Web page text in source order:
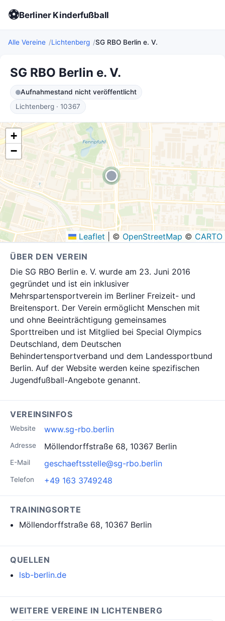
⚽Berliner Kinderfußball
Alle Vereine Lichtenberg SG RBO Berlin e. V.
SG RBO Berlin e. V.
Aufnahmestand nicht veröffentlicht
Lichtenberg · 10367
+
−
Leaflet © OpenStreetMap © CARTO
ÜBER DEN VEREIN
Die SG RBO Berlin e. V. wurde am 23. Juni 2016
gegründet und ist ein inklusiver
Mehrspartensportverein im Berliner Freizeit- und
Breitensport. Der Verein ermöglicht Menschen mit
und ohne Beeinträchtigung gemeinsames
Sporttreiben und ist Mitglied bei Special Olympics
Deutschland, dem Deutschen
Behindertensportverband und dem Landessportbund
Berlin. Auf der Website werden keine spezifischen
Jugendfußball-Angebote genannt.
VEREINSINFOS
Website www.sg-rbo.berlin
Adresse Möllendorffstraße 68, 10367 Berlin
E-Mail geschaeftsstelle@sg-rbo.berlin
Telefon +49 163 3749248
TRAININGSORTE
Möllendorffstraße 68, 10367 Berlin
QUELLEN
lsb-berlin.de
WEITERE VEREINE IN LICHTENBERG